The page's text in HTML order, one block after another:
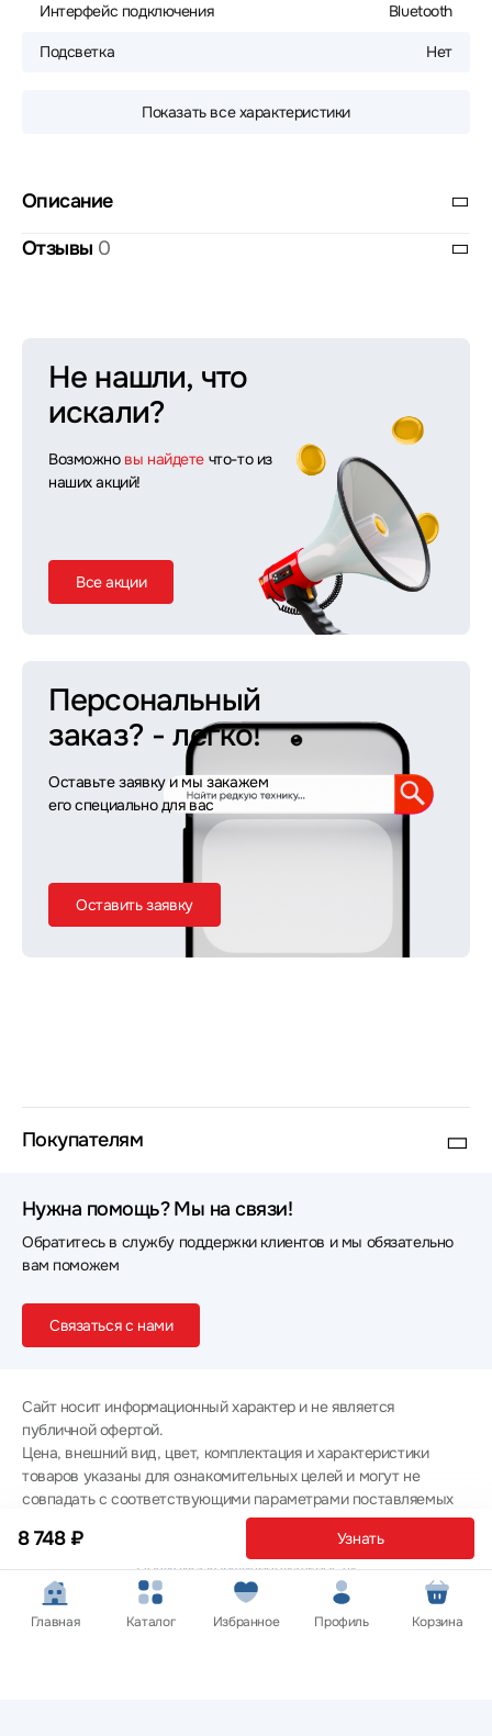
8 748 ₽ Узнать
Интерфейс подключения Bluetooth
Подсветка Нет
Показать все характеристики
Описание
Отзывы 0
Не нашли, что
искали?
Возможно вы найдете что-то из
наших акций!
Все акции
Персональный
заказ? - легко!
Оставьте заявку и мы закажем
его специально для вас
Оставить заявку
Покупателям
Нужна помощь? Мы на связи!
Обратитесь в службу поддержки клиентов и мы обязательно
вам поможем
Связаться с нами
Сайт носит информационный характер и не является
публичной офертой.
Цена, внешний вид, цвет, комплектация и характеристики
товаров указаны для ознакомительных целей и могут не
совпадать с соответствующими параметрами поставляемых
товаров - уточняйте информацию у менеджера при
оформлении заказа.
Политика конфиденциальности
© 2012 — 2026 ООО «Эпл Тэк»
Главная Каталог Избранное Профиль Корзина